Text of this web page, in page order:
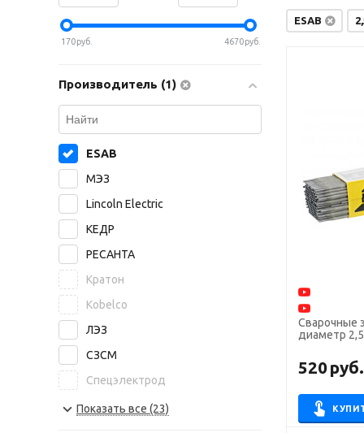
ESAB
Сварочные
диаметр
520руб.
170руб. 4670руб.
Производитель (1)
ESAB
МЭЗ
Lincoln Electric
КЕДР
РЕСАНТА
Кратон
Kobelco
ЛЭЗ
СЗСМ
Спецэлектрод
NITTETSU
Показать все (23)